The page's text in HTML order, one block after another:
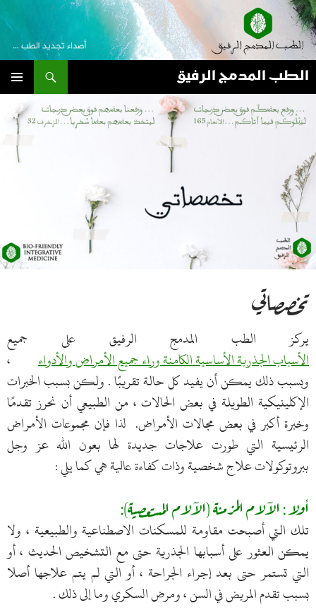
انتقل
إلى
المحتوى
الطب المدمج الرفيق
بحث
الأساسية
تخصصاتي
يركز الطب المدمج الرفيق على جميع
الأسباب الجذرية الأساسية الكامنة وراء جميع الأمراض والأدواء ،
وبسبب ذلك يمكن أن يفيد كل حالة تقريبًا . ولكن بسبب الخبرات
الإكلينيكية الطويلة في بعض الحالات ، من الطبيعي أن نحرز تقدمًا
وخبرة أكبر في بعض مجالات الأمراض. لذا فإن مجموعات الأمراض
الرئيسية التي طورت علاجات جديدة لها بعون الله عز وجل
ببروتوكولات علاج شخصية وذات كفاءة عالية هي كما يلي :
أولا : الآلام المزمنة (الآلام المستعصية):
تلك التي أصبحت مقاومة للمسكنات الاصطناعية والطبيعية ، ولا
يمكن العثور على أسبابها الجذرية حتى مع التشخيص الحديث ، أو
التي تستمر حتى بعد إجراء الجراحة ، أو التي لم يتم علاجها أصلا
بسبب تقدم المريض في السن ، ومرض السكري وما إلى ذلك .